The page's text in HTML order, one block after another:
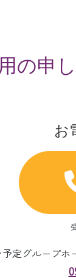
の申
お
定グループ